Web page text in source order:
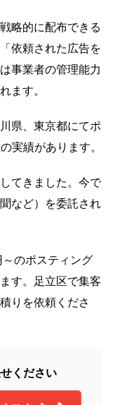
略的に配布できる
依頼された広告を
事業者の管理能力
ます。
県、東京都にてポ
実績があります。
てきました。今で
など）を委託され
のポスティング
す。足立区で集客
りを依頼くださ
ください